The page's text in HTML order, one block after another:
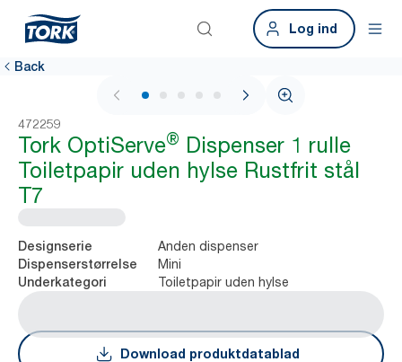
Log ind
Back
1 / 5
472259
Tork OptiServe® Dispenser 1 rulle
Toiletpapir uden hylse Rustfrit stål
T7
Designserie Anden dispenser
Dispenserstørrelse Mini
Underkategori Toiletpapir uden hylse
Download produktdatablad